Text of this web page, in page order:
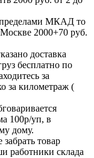
пределами МКАД то
Москве 2000+70 руб.
доставка
бесплатно по
за
за километраж (
100р/уп, в
дому.
товар
работники склада